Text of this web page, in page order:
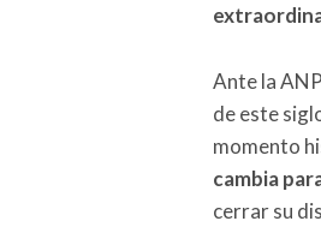
Ante la
de este
momento
cambia
cerrar su